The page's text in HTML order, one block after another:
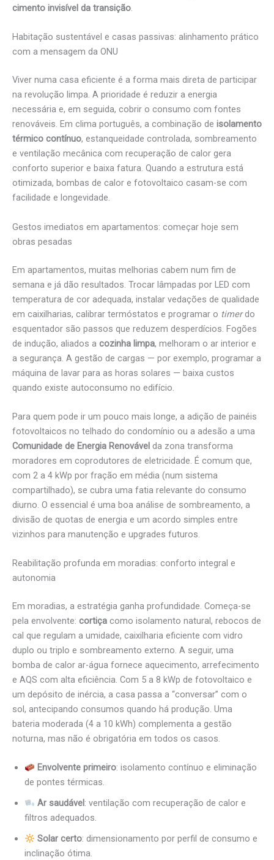
cimento invisível da transição.
Habitação sustentável e casas passivas: alinhamento prático
com a mensagem da ONU
Viver numa casa eficiente é a forma mais direta de participar
na revolução limpa. A prioridade é reduzir a energia
necessária e, em seguida, cobrir o consumo com fontes
renováveis. Em clima português, a combinação de isolamento
térmico contínuo, estanqueidade controlada, sombreamento
e ventilação mecânica com recuperação de calor gera
conforto superior e baixa fatura. Quando a estrutura está
otimizada, bombas de calor e fotovoltaico casam-se com
facilidade e longevidade.
Gestos imediatos em apartamentos: começar hoje sem
obras pesadas
Em apartamentos, muitas melhorias cabem num fim de
semana e já dão resultados. Trocar lâmpadas por LED com
temperatura de cor adequada, instalar vedações de qualidade
em caixilharias, calibrar termóstatos e programar o timerdo
esquentador são passos que reduzem desperdícios. Fogões
de indução, aliados a cozinha limpa, melhoram o ar interior e
a segurança. A gestão de cargas — por exemplo, programar a
máquina de lavar para as horas solares — baixa custos
quando existe autoconsumo no edifício.
Para quem pode ir um pouco mais longe, a adição de painéis
fotovoltaicos no telhado do condomínio ou a adesão a uma
Comunidade de Energia Renovável da zona transforma
moradores em coprodutores de eletricidade. É comum que,
com 2 a 4 kWp por fração em média (num sistema
compartilhado), se cubra uma fatia relevante do consumo
diurno. O essencial é uma boa análise de sombreamento, a
divisão de quotas de energia e um acordo simples entre
vizinhos para manutenção e upgrades futuros.
Reabilitação profunda em moradias: conforto integral e
autonomia
Em moradias, a estratégia ganha profundidade. Começa-se
pela envolvente: cortiça como isolamento natural, rebocos de
cal que regulam a umidade, caixilharia eficiente com vidro
duplo ou triplo e sombreamento externo. A seguir, uma
bomba de calor ar-água fornece aquecimento, arrefecimento
e AQS com alta eficiência. Com 5 a 8 kWp de fotovoltaico e
um depósito de inércia, a casa passa a “conversar” com o
sol, antecipando consumos quando há produção. Uma
bateria moderada (4 a 10 kWh) complementa a gestão
noturna, mas não é obrigatória em todos os casos.
Envolvente primeiro: isolamento contínuo e eliminação
de pontes térmicas.
Ar saudável : ventilação com recuperação de calor e
filtros adequados.
Solar certo: dimensionamento por perfil de consumo e
inclinação ótima.